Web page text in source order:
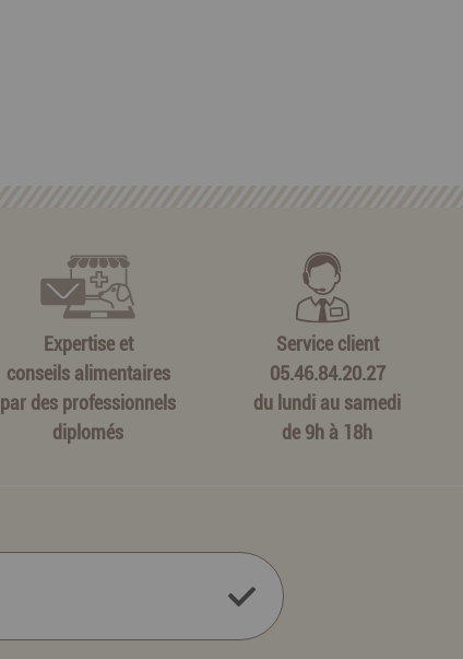
Expertise et
conseils alimentaires
par des professionnels
diplomés
Service client
05.46.84.20.27
du lundi au samedi
de 9h à 18h